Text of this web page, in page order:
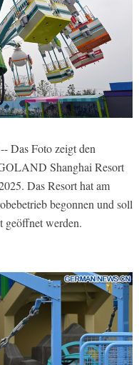
Das Foto zeigt den
Shanghai Resort
Das Resort hat am
begonnen und soll
werden.